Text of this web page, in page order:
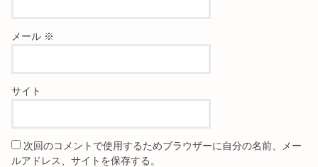
メール ※
サイト
次回のコメントで使用するためブラウザーに自分の名前、メー
ルアドレス、サイトを保存する。